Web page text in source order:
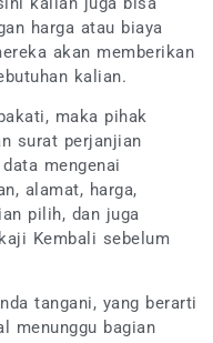
harga atau biaya
akan memberikan
kalian.
maka pihak
surat perjanjian
mengenai
alamat, harga,
pilih, dan juga
Kembali sebelum
tangani, yang berarti
menunggu bagian